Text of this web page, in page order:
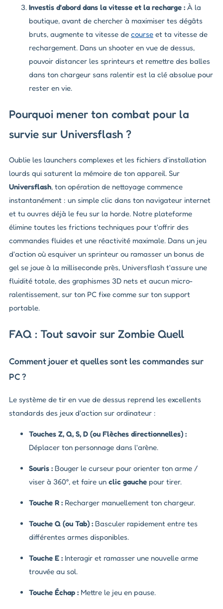
Investis d'abord dans la vitesse et la recharge : À la
boutique, avant de chercher à maximiser tes dégâts
bruts, augmente ta vitesse de course et ta vitesse de
rechargement. Dans un shooter en vue de dessus,
pouvoir distancer les sprinteurs et remettre des balles
dans ton chargeur sans ralentir est la clé absolue pour
rester en vie.
Pourquoi mener ton combat pour la
survie sur Universflash ?
Oublie les launchers complexes et les fichiers d'installation
lourds qui saturent la mémoire de ton appareil. Sur
Universflash, ton opération de nettoyage commence
instantanément : un simple clic dans ton navigateur internet
et tu ouvres déjà le feu sur la horde. Notre plateforme
élimine toutes les frictions techniques pour t'offrir des
commandes fluides et une réactivité maximale. Dans un jeu
d'action où esquiver un sprinteur ou ramasser un bonus de
gel se joue à la milliseconde près, Universflash t'assure une
fluidité totale, des graphismes 3D nets et aucun micro-
ralentissement, sur ton PC fixe comme sur ton support
portable.
FAQ : Tout savoir sur Zombie Quell
Comment jouer et quelles sont les commandes sur
PC ?
Le système de tir en vue de dessus reprend les excellents
standards des jeux d'action sur ordinateur :
Touches Z, Q, S, D (ou Flèches directionnelles) :
Déplacer ton personnage dans l'arène.
Souris : Bouger le curseur pour orienter ton arme /
viser à 360°, et faire un clic gauche pour tirer.
Touche R : Recharger manuellement ton chargeur.
Touche Q (ou Tab) : Basculer rapidement entre tes
différentes armes disponibles.
Touche E : Interagir et ramasser une nouvelle arme
trouvée au sol.
Touche Échap : Mettre le jeu en pause.